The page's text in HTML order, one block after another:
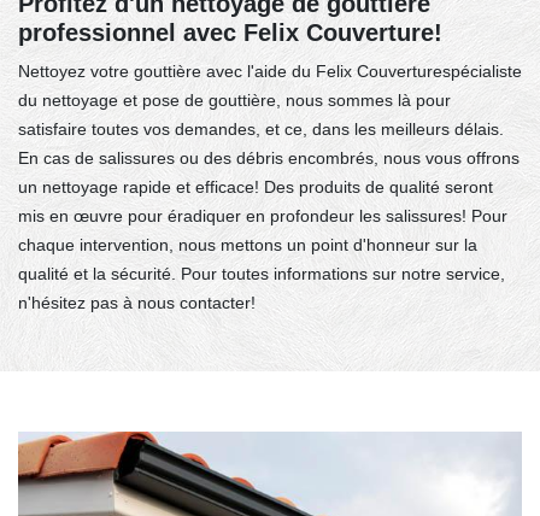
professionnel avec Felix Couverture!
Nettoyez votre gouttière avec l'aide du Felix Couverturespécialiste
du nettoyage et pose de gouttière, nous sommes là pour
satisfaire toutes vos demandes, et ce, dans les meilleurs délais.
En cas de salissures ou des débris encombrés, nous vous offrons
un nettoyage rapide et efficace! Des produits de qualité seront
mis en œuvre pour éradiquer en profondeur les salissures! Pour
chaque intervention, nous mettons un point d'honneur sur la
qualité et la sécurité. Pour toutes informations sur notre service,
n'hésitez pas à nous contacter!